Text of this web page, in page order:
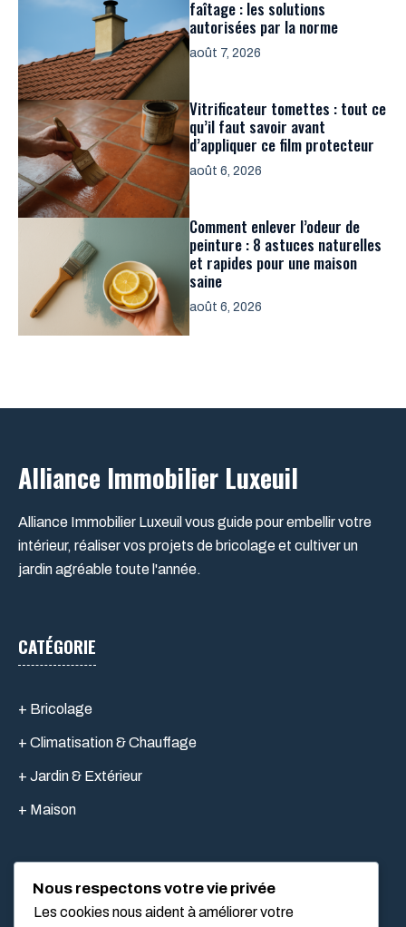
faîtage : les solutions
autorisées par la norme
août 7, 2026
Vitrificateur tomettes : tout ce
qu’il faut savoir avant
d’appliquer ce film protecteur
août 6, 2026
Comment enlever l’odeur de
peinture : 8 astuces naturelles
et rapides pour une maison
saine
août 6, 2026
Alliance Immobilier Luxeuil
Alliance Immobilier Luxeuil vous guide pour embellir votre
intérieur, réaliser vos projets de bricolage et cultiver un
jardin agréable toute l'année.
CATÉGORIE
+ Bricolage
+ Climatisation & Chauffage
+ Jardin & Extérieur
+ Maison
LIEN UTILES
Nous respectons votre vie privée
Les cookies nous aident à améliorer votre